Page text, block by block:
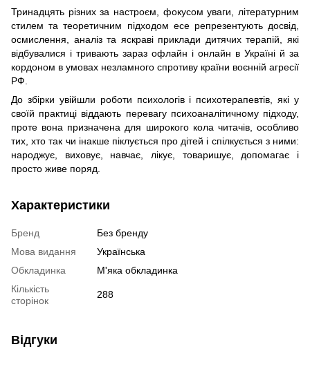
Тринадцять різних за настроєм, фокусом уваги, літературним
стилем та теоретичним підходом есе репрезентують досвід,
осмислення, аналіз та яскраві приклади дитячих терапій, які
відбувалися і тривають зараз офлайн і онлайн в Україні й за
кордоном в умовах незламного спротиву країни воєнній агресії
РФ.
До збірки увійшли роботи психологів і психотерапевтів, які у
своїй практиці віддають перевагу психоаналітичному підходу,
проте вона призначена для широкого кола читачів, особливо
тих, хто так чи інакше піклується про дітей і спілкується з ними:
народжує, виховує, навчає, лікує, товаришує, допомагає і
просто живе поряд.
Характеристики
Бренд
Без бренду
Мова видання
Українська
Обкладинка
М'яка обкладинка
Кількість
сторінок
288
Відгуки